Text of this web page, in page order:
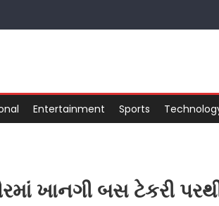
Entertainment Sports
ખાનગી બસ ટેકરી